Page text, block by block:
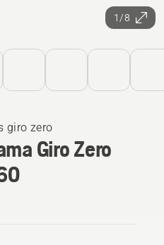
1/8
giro zero
Giro Zero